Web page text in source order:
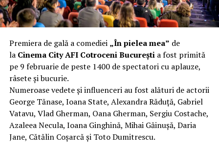
Aluminiul, pe scurt: ușor,
rezistent la coroziune, dar cu
nuanțe
Aluminiul e materialul care apare primul în conversație
când cineva caută un pavilion ușor. Și pe bună dreptate.
Densitatea aluminiului e de aproximativ 2,7 g/cm³, față
de circa 7,8 g/cm³ pentru oțel. Practic, la un volum
identic, aluminiul cântărește cam o treime din greutatea
oțelului. Pentru oricine transportă, montează și
demontează frecvent o structură, diferența asta se
Premiera de gală a comediei „În pielea mea” de
la Cinema City AFI Cotroceni Bucureștia fost primită
pe 9 februarie de peste 1400 de spectatori cu aplauze,
râsete și bucurie.
Numeroase vedete și influenceri au fost alături de actorii
George Tănase, Ioana State, Alexandra Răduță, Gabriel
Vatavu, Vlad Gherman, Oana Gherman, Sergiu Costache,
Azaleea Necula, Ioana Ginghină, Mihai Găinușă, Daria
Jane, Cătălin Coșarcă și Toto Dumitrescu.